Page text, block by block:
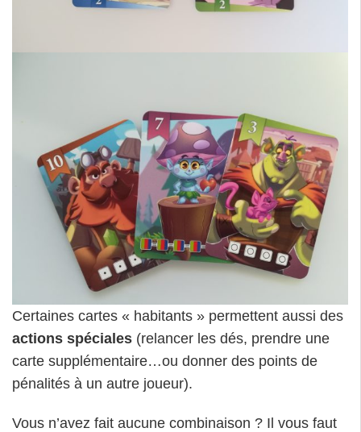
Certaines cartes « habitants » permettent aussi des
actions spéciales (relancer les dés, prendre une
carte supplémentaire…ou donner des points de
pénalités à un autre joueur).
Vous n’avez fait aucune combinaison ? Il vous faut